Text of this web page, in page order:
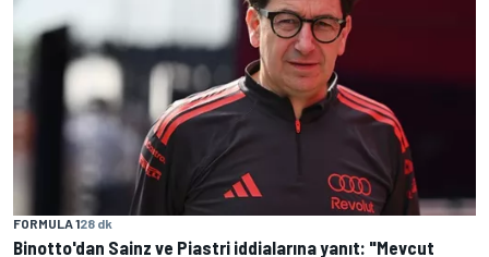
FORMULA 128 dk
Binotto'dan Sainz ve Piastri iddialarına yanıt: "Mevcut